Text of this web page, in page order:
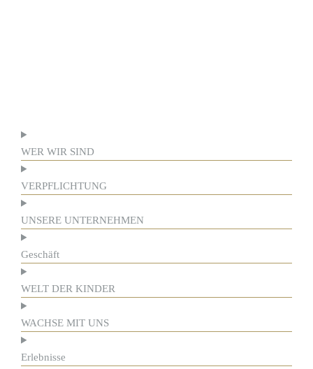
WER WIR SIND
VERPFLICHTUNG
UNSERE UNTERNEHMEN
Geschäft
WELT DER KINDER
WACHSE MIT UNS
Erlebnisse